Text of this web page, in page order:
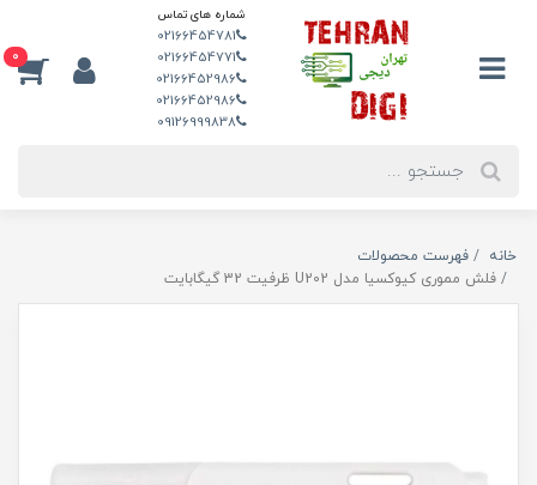
شماره های تماس
02166454781
02166454771
02166452986
02166452986
09126999838
0
خانه
فهرست محصولات
فلش مموری کیوکسیا مدل U202 ظرفیت 32 گیگابایت